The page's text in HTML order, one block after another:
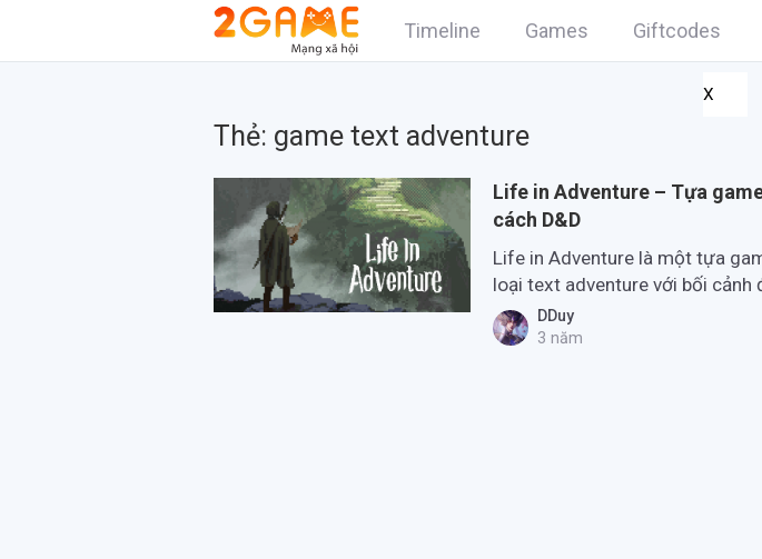
Timeline Games Giftcodes
X
Thẻ: game text adventure
Life in Adventure – Tựa
cách D&D
Life in Adventure là một tựa
loại text adventure với bối cảnh
phong cách của dòng game
DDuy
3 năm